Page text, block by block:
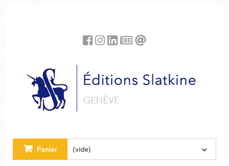
Panier (vide)